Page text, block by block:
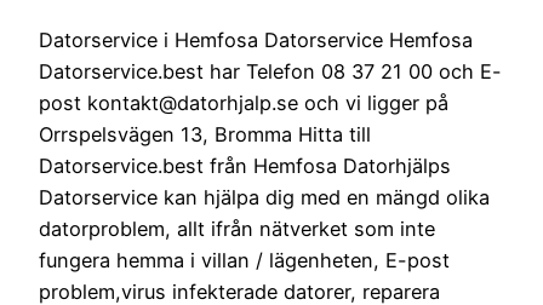
Datorservice i Hemfosa Datorservice Hemfosa
Datorservice.best har Telefon 08 37 21 00 och E-
post kontakt@datorhjalp.se och vi ligger på
Orrspelsvägen 13, Bromma Hitta till
Datorservice.best från Hemfosa Datorhjälps
Datorservice kan hjälpa dig med en mängd olika
datorproblem, allt ifrån nätverket som inte
fungera hemma i villan / lägenheten, E-post
problem,virus infekterade datorer, reparera